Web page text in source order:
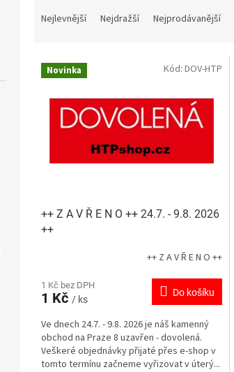
Nejlevnější Nejdražší Nejprodávanější
V Novinka
++ Z A V Ř E N O ++ 24.7. - 9.8. 2026
++
++ Z A V Ř E N O ++
1 Kč bez DPH
1 Kč / ks
Do košíku
Ve dnech 24.7. - 9.8. 2026 je náš kamenný
obchod na Praze 8 uzavřen - dovolená.
Veškeré objednávky přijaté přes e-shop v
tomto termínu začneme vyřizovat v úterý...
Kód: DOV-HTP